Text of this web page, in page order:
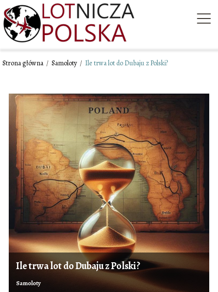
Strona główna / Samoloty / Ile trwa lot do Dubaju z Polski?
Ile trwa lot do Dubaju z Polski?
Samoloty